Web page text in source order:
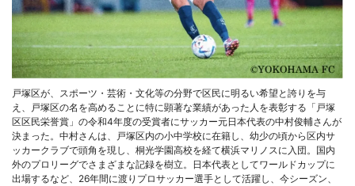
戸塚区が、スポーツ・芸術・文化等の分野で区民に明るい希望と誇りを与
え、戸塚区の名を高めることに特に顕著な業績があった人を表彰する「戸塚
区区民栄誉賞」の令和4年度の受賞者にサッカー元日本代表の中村俊輔さんが
決まった。中村さんは、戸塚区内の小中学校に在籍し、幼少の頃から区内サ
ッカークラブで頭角を現し、桐光学園高校を経て横浜マリノスに入団。国内
外のプロリーグでさまざまな記録を樹立。日本代表としてワールドカップに
出場するなど、26年間に渡りプロサッカー選手として活躍し、今シーズン、